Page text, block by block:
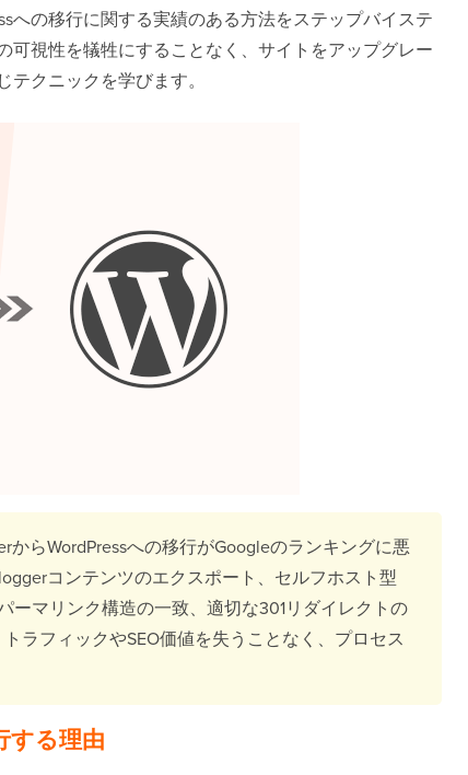
への移行に関する実績のある方法をステップバイステ
可視性を犠牲にすることなく、サイトをアップグレー
クニックを学びます。
らWordPressへの移行がGoogleのランキングに悪
コンテンツのエクスポート、セルフホスト型
ーマリンク構造の一致、適切な301リダイレクトの
ラフィックやSEO価値を失うことなく、プロセス
する理由